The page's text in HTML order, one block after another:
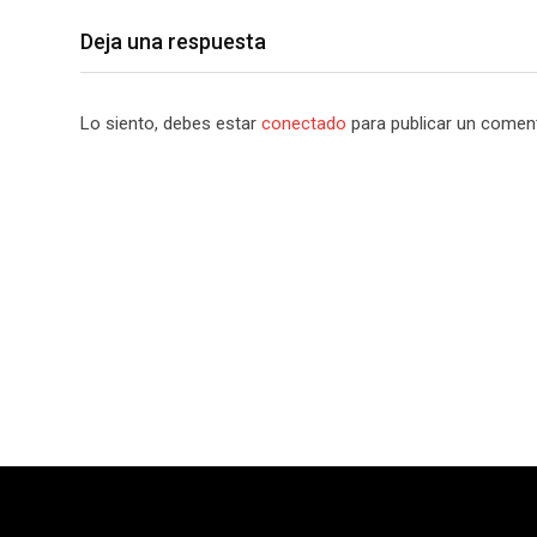
Deja una respuesta
Lo siento, debes estar conectado para publicar un